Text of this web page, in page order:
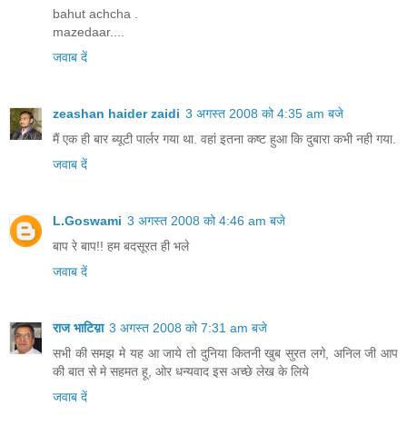
bahut achcha .
mazedaar....
जवाब दें
zeashan haider zaidi 3 अगस्त 2008 को 4:35 am बजे
मैं एक ही बार ब्यूटी पार्लर गया था. वहां इतना कष्ट हुआ कि दुबारा कभी नही गया.
जवाब दें
L.Goswami 3 अगस्त 2008 को 4:46 am बजे
बाप रे बाप!! हम बदसूरत ही भले
जवाब दें
राज भाटिय़ा 3 अगस्त 2008 को 7:31 am बजे
सभी की समझ मे यह आ जाये तो दुनिया कितनी खुब सुरत लगे, अनिल जी आप
की बात से मे सहमत हू, ओर धन्यवाद इस अच्छे लेख के लिये
जवाब दें